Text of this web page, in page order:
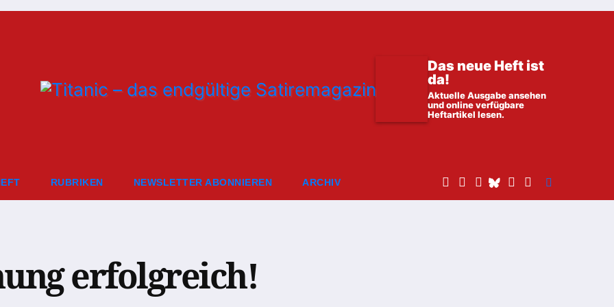
Das neue Heft ist
da!
Aktuelle Ausgabe ansehen
und online verfügbare
Heftartikel lesen.
RUBRIKEN NEWSLETTER ABONNIEREN ARCHIV
erfolgreich!